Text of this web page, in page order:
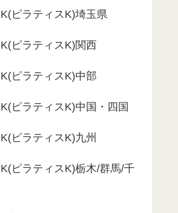
ピラティスK)埼玉県
ピラティスK)関西
ピラティスK)中部
ピラティスK)中国・四国
ピラティスK)九州
ピラティスK)栃木/群馬/千